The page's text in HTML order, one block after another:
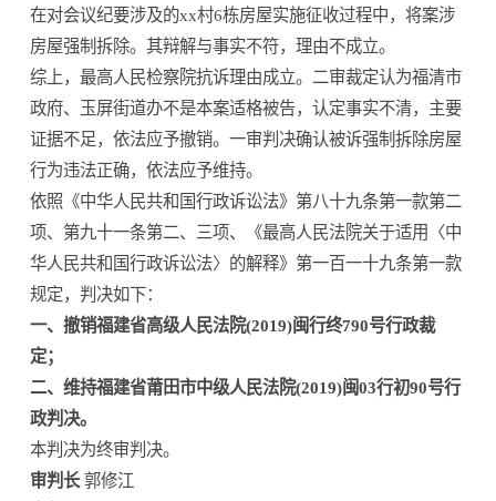
在对会议纪要涉及的xx村6栋房屋实施征收过程中，将案涉
房屋强制拆除。其辩解与事实不符，理由不成立。
综上，最高人民检察院抗诉理由成立。二审裁定认为福清市
政府、玉屏街道办不是本案适格被告，认定事实不清，主要
证据不足，依法应予撤销。一审判决确认被诉强制拆除房屋
行为违法正确，依法应予维持。
依照《中华人民共和国行政诉讼法》第八十九条第一款第二
项、第九十一条第二、三项、《最高人民法院关于适用〈中
华人民共和国行政诉讼法〉的解释》第一百一十九条第一款
规定，判决如下：
一、撤销福建省高级人民法院(2019)闽行终790号行政裁
定；
二、维持福建省莆田市中级人民法院(2019)闽03行初90号行
政判决。
本判决为终审判决。
审判长郭修江